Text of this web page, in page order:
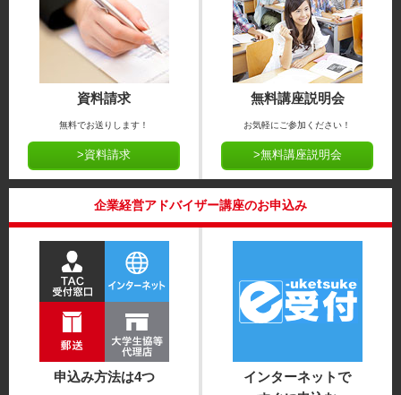
資料請求
無料でお送りします！
>資料請求
無料講座説明会
お気軽にご参加ください！
>無料講座説明会
企業経営アドバイザー講座のお申込み
申込み方法は4つ
インターネットで